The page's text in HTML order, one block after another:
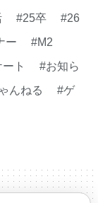
#25卒
#26
ー
#M2
ト
#お知ら
んねる
#ゲ
ー
#プログ